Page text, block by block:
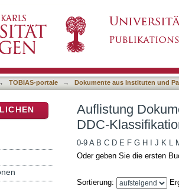
TOBIAS-portale →
Dokumente aus Instituten und
Auflistung
DDC-
0-9 A B C D E F G H J K L
Oder geben Sie die ersten
Sortierung: